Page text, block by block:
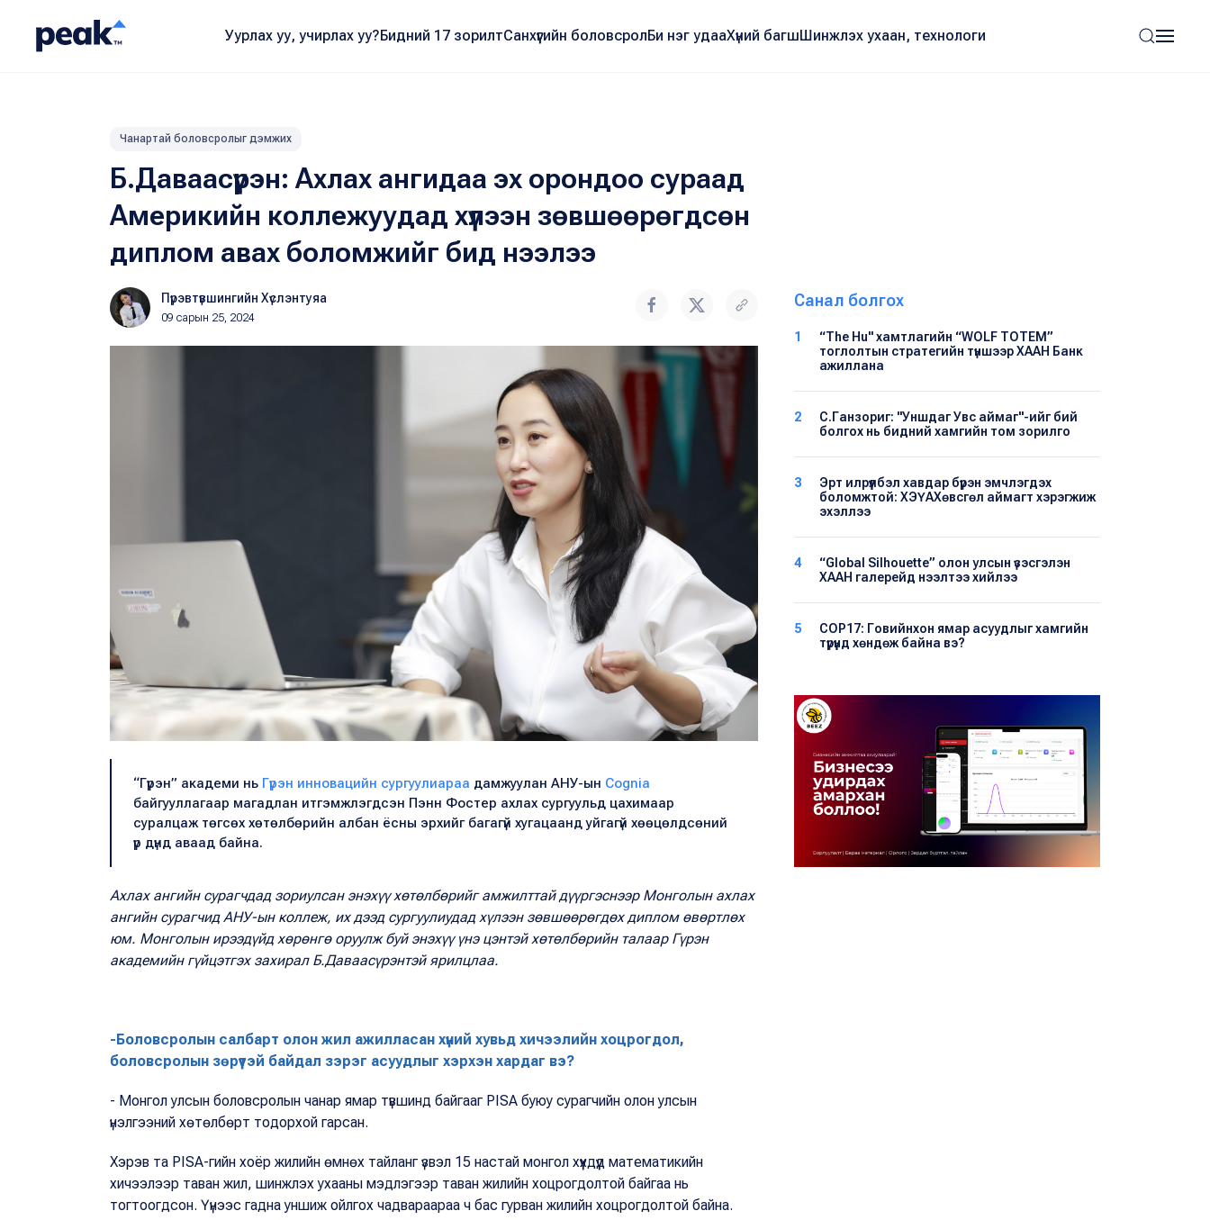
Уурлах уу, учирлах уу?Бидний 17 зорилтСанхүүгийн боловсролБи нэг удааХүний багшШинжлэх ухаан, технологи
Чанартай боловсролыг дэмжих
Б.Даваасүрэн: Ахлах ангидаа эх орондоо сураад
Америкийн коллежуудад хүлээн зөвшөөрөгдсөн
диплом авах боломжийг бид нээлээ
Пүрэвтүвшингийн Хүслэнтуяа
09 сарын 25, 2024
“Гүрэн” академи нь Гүрэн инновацийн сургуулиараа дамжуулан АНУ-ын Cognia
байгууллагаар магадлан итгэмжлэгдсэн Пэнн Фостер ахлах сургуульд цахимаар
суралцаж төгсөх хөтөлбөрийн албан ёсны эрхийг багагүй хугацаанд уйгагүй хөөцөлдсөний
үр дүнд аваад байна.
Ахлах ангийн сурагчдад зориулсан энэхүү хөтөлбөрийг амжилттай дүүргэснээр Монголын ахлах
ангийн сурагчид АНУ-ын коллеж, их дээд сургуулиудад хүлээн зөвшөөрөгдөх диплом өвөртлөх
юм. Монголын ирээдүйд хөрөнгө оруулж буй энэхүү үнэ цэнтэй хөтөлбөрийн талаар Гүрэн
академийн гүйцэтгэх захирал Б.Даваасүрэнтэй ярилцлаа.
-Боловсролын салбарт олон жил ажилласан хүний хувьд хичээлийн хоцрогдол,
боловсролын зөрүүтэй байдал зэрэг асуудлыг хэрхэн хардаг вэ?
- Монгол улсын боловсролын чанар ямар түвшинд байгааг PISA буюу сурагчийн олон улсын
үнэлгээний хөтөлбөрт тодорхой гарсан.
Хэрэв та PISA-гийн хоёр жилийн өмнөх тайланг үзвэл 15 настай монгол хүүхдүүд математикийн
хичээлээр таван жил, шинжлэх ухааны мэдлэгээр таван жилийн хоцрогдолтой байгаа нь
тогтоогдсон. Үүнээс гадна уншиж ойлгох чадвараараа ч бас гурван жилийн хоцрогдолтой байна.
Санал болгох
1
“The Hu" хамтлагийн “WOLF TOTEM”
тоглолтын стратегийн түншээр ХААН Банк
ажиллана
2
С.Ганзориг: "Уншдаг Увс аймаг"-ийг бий
болгох нь бидний хамгийн том зорилго
3
Эрт илрүүлбэл хавдар бүрэн эмчлэгдэх
боломжтой: ХЭҮА​Хөвсгөл аймагт хэрэгжиж
эхэллээ
4
“Global Silhouette” олон улсын үзэсгэлэн
ХААН галерейд нээлтээ хийлээ
5
COP17: Говийнхон ямар асуудлыг хамгийн
түрүүнд хөндөж байна вэ?